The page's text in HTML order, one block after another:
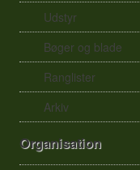
Udstyr
Bøger og blade
Ranglister
Arkiv
Organisation